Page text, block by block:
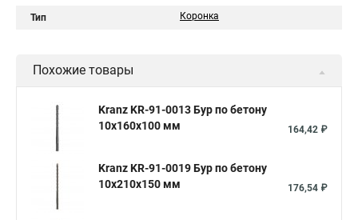
Тип Коронка
Похожие товары
Kranz KR-91-0013 Бур по бетону
10x160x100 мм
164,42 ₽
Kranz KR-91-0019 Бур по бетону
10x210x150 мм
176,54 ₽